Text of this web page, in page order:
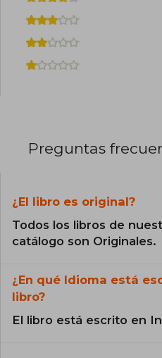
Preguntas
¿El libro es original?
Todos los libros de
catálogo son Originales.
¿En qué Idioma está
libro?
El libro está escrito en